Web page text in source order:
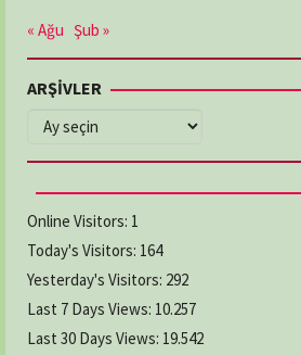
« Ağu Şub »
ARŞİVLER
ARŞİVLER
Online Visitors: 1
Today's Visitors: 164
Yesterday's Visitors: 292
Last 7 Days Views: 10.257
Last 30 Days Views: 19.542